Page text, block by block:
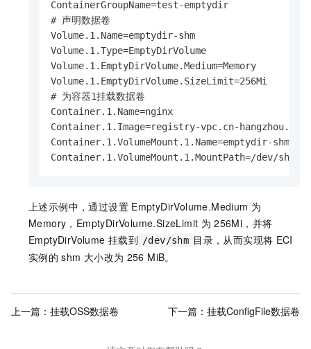
ContainerGroupName=test-emptydir
# 声明数据卷
Volume.1.Name=emptydir-shm
Volume.1.Type=EmptyDirVolume
Volume.1.EmptyDirVolume.Medium=Memory
Volume.1.EmptyDirVolume.SizeLimit=256Mi
# 为容器1挂载数据卷
Container.1.Name=nginx
Container.1.Image=registry-vpc.cn-
Container.1.VolumeMount.1.Name=emptydir-shm
Container.1.VolumeMount.1.MountPath=/dev/shm
上述示例中，通过设置 EmptyDirVolume.Medium 为
Memory，EmptyDirVolume.SizeLimit 为 256Mi，并将
EmptyDirVolume 挂载到 /dev/shm 目录，从而实现将 ECI
实例的 shm 大小改为 256 MiB。
上一篇： 挂载OSS数据卷 下一篇： 挂载ConfigFile数据卷